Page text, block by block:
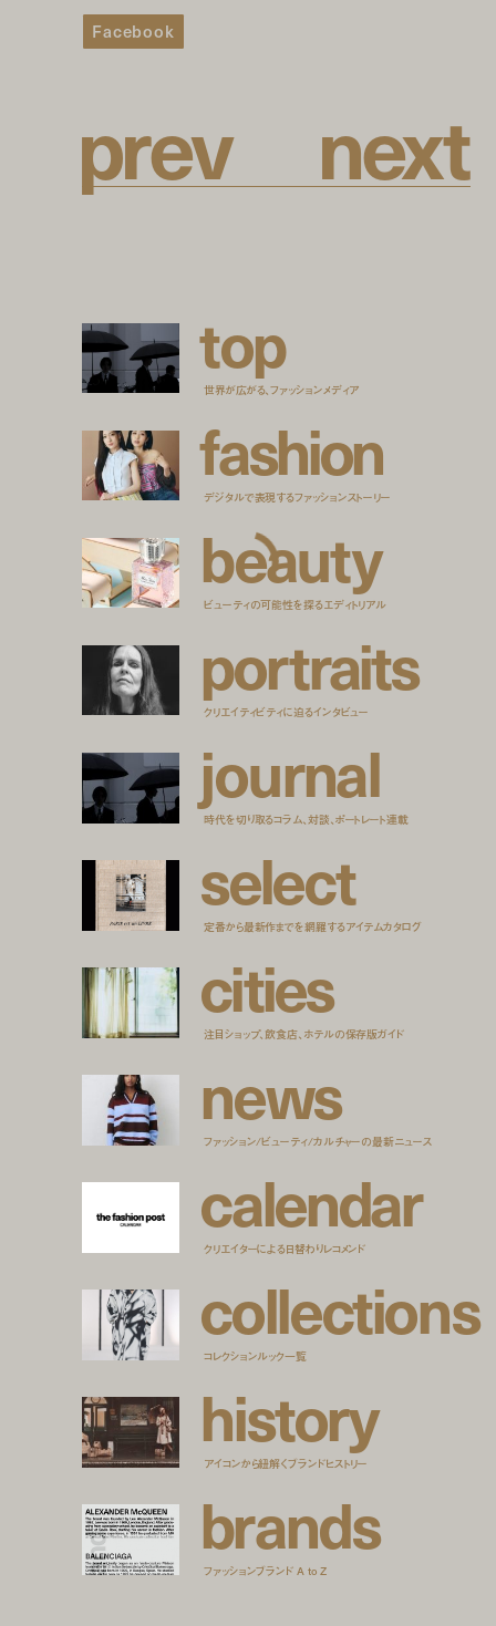
Facebook
prev next
top
世界が広がる、ファッションメディア
fashion
デジタルで表現するファッションストーリー
beauty
ビューティの可能性を探るエディトリアル
portraits
クリエイティビティに迫るインタビュー
journal
時代を切り取るコラム、対談、ポートレート連載
select
定番から最新作までを網羅するアイテムカタログ
cities
注目ショップ、飲食店、ホテルの保存版ガイド
news
ファッション/ビューティ/カルチャーの最新ニュース
calendar
クリエイターによる日替わりレコメンド
collections
コレクションルック一覧
history
アイコンから紐解くブランドヒストリー
brands
ファッションブランド A to Z